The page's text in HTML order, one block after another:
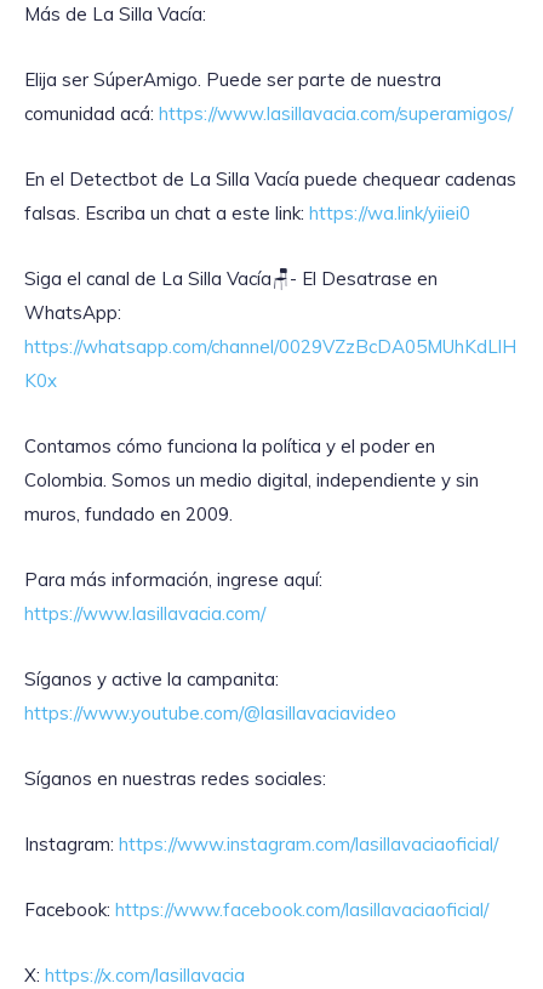
Más de La Silla Vacía:
Elija ser SúperAmigo. Puede ser parte de nuestra
comunidad acá: https://www.lasillavacia.com/superamigos/
En el Detectbot de La Silla Vacía puede chequear cadenas
falsas. Escriba un chat a este link: https://wa.link/yiiei0
‎Siga el canal de La Silla Vacía🪑- El Desatrase en
WhatsApp:
https://whatsapp.com/channel/0029VZzBcDA05MUhKdLlH
K0x
Contamos cómo funciona la política y el poder en
Colombia. Somos un medio digital, independiente y sin
muros, fundado en 2009.
Para más información, ingrese aquí:
https://www.lasillavacia.com/
Síganos y active la campanita:
https://www.youtube.com/@lasillavaciavideo
Síganos en nuestras redes sociales:
Instagram: https://www.instagram.com/lasillavaciaoficial/
Facebook: https://www.facebook.com/lasillavaciaoficial/
X: https://x.com/lasillavacia